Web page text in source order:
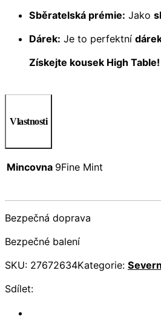
Sběratelská prémie: Jako
Dárek: Je to perfektní
Získejte kousek High
Vlastnosti
Mincovna 9Fine Mint
Bezpečná doprava
Bezpečné balení
SKU: 27672634Kategorie:
Sdílet: